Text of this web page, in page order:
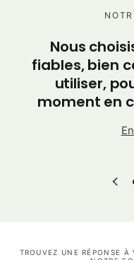
Nous
fiables, bien
utiliser,
moment en
TROUVEZ UNE RÉPONSE